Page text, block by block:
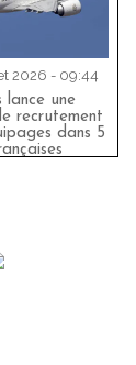
2026 - 09:44
lance une
recrutement
dans 5